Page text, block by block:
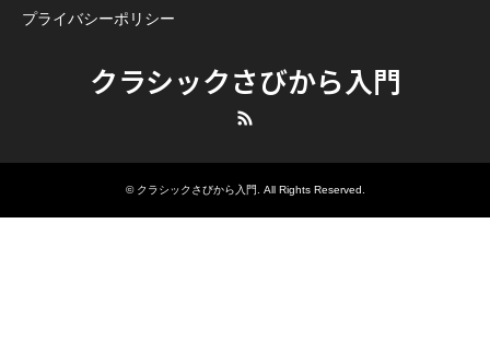
プライバシーポリシー
クラシックさびから入門
© クラシックさびから入門. All Rights Reserved.